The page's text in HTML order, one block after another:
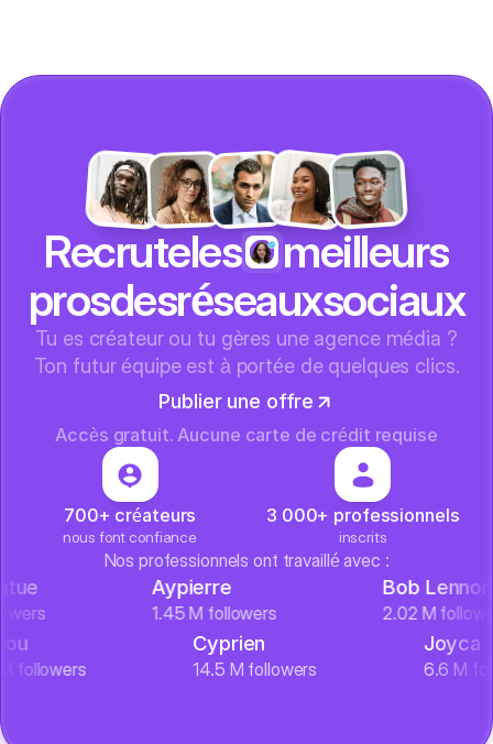
Recruteles
meilleurs
prosdesréseauxsociaux
Tu es créateur ou tu gères une agence média ?
Ton futur équipe est à portée de quelques clics.
Publier une offre
Accès gratuit. Aucune carte de crédit requise
700+ créateurs
nous font confiance
3 000+ professionnels
inscrits
Nos professionnels ont travaillé avec :
Aypierre
1.45 M followers
Bob Lennon
2.02 M followers
Michou
10.4 M followers
Cyprien
14.5 M followers